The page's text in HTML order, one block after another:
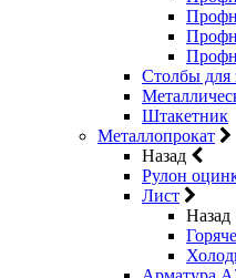
Столбы для
Штакетник
Металлопрокат
Назад
Рулон
Лист
Назад